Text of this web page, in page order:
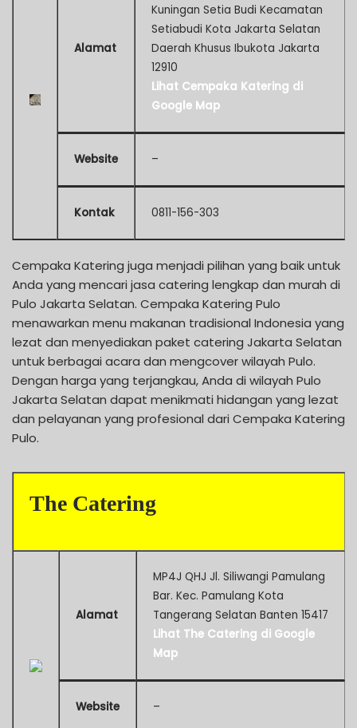
Alamat
Kuningan Setia Budi Kecamatan
Setiabudi Kota Jakarta Selatan
Daerah Khusus Ibukota Jakarta
12910
Lihat Cempaka Katering di
Google Map
Website –
Kontak 0811-156-303
Cempaka Katering juga menjadi pilihan yang baik untuk
Anda yang mencari jasa catering lengkap dan murah di
Pulo Jakarta Selatan. Cempaka Katering Pulo
menawarkan menu makanan tradisional Indonesia yang
lezat dan menyediakan paket catering Jakarta Selatan
untuk berbagai acara dan mengcover wilayah Pulo.
Dengan harga yang terjangkau, Anda di wilayah Pulo
Jakarta Selatan dapat menikmati hidangan yang lezat
dan pelayanan yang profesional dari Cempaka Katering
Pulo.
The Catering
Alamat
MP4J QHJ Jl. Siliwangi Pamulang
Bar. Kec. Pamulang Kota
Tangerang Selatan Banten 15417
Lihat The Catering di Google
Map
Website –